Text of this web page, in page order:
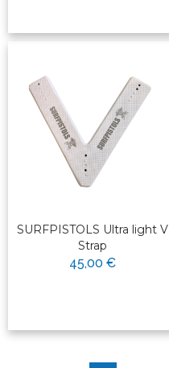
SURFPISTOLS Ultra light V
Strap
45,00 €